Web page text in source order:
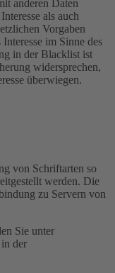
anderen Daten
als auch
Vorgaben
im Sinne des
in der Blacklist ist
widersprechen,
überwiegen.
von Schriftarten so
werden. Die
zu Servern von
Sie unter
der